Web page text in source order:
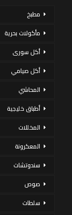
مطبخ
مأكولات بحرية
أكل سورى
أكل صيامي
المحاشي
أطباق خليجية
المخللات
المعكرونة
سندوتشات
صوص
سلطات